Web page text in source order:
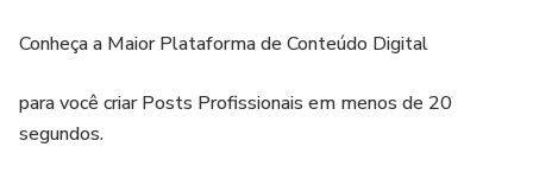
Conheça a Maior Plataforma de Conteúdo Digital
para você criar Posts Profissionais em menos de 20
segundos.